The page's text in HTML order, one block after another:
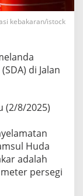
kebakaran/istock
di Jalan
(2/8/2025)
Huda
adalah
persegi